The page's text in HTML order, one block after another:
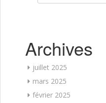
Archives
juillet 2025
mars 2025
février 2025